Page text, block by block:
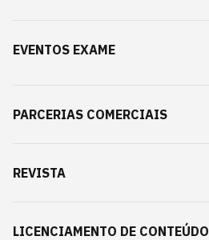
EVENTOS EXAME
PARCERIAS COMERCIAIS
REVISTA
LICENCIAMENTO DE CONTEÚDO